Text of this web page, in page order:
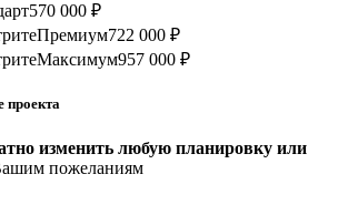
570 000 ₽
Премиум722 000 ₽
Максимум957 000 ₽
проекта
изменить любую планировку или
пожеланиям